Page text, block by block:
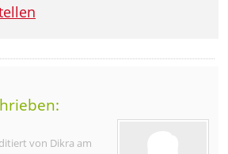
von Dikra am